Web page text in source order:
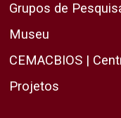
Grupos de
Museu
CEMACBIOS |
Projetos